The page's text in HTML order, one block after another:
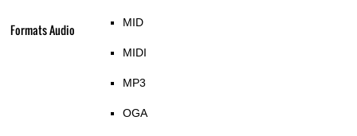
Formats Audio MID
MIDI
MP3
OGA